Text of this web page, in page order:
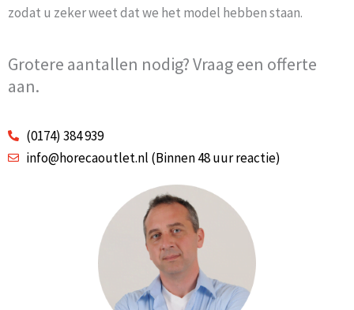
zodat u zeker weet dat we het model hebben staan.
Grotere aantallen nodig? Vraag een offerte
aan.
(0174) 384 939
info@horecaoutlet.nl (Binnen 48 uur reactie)